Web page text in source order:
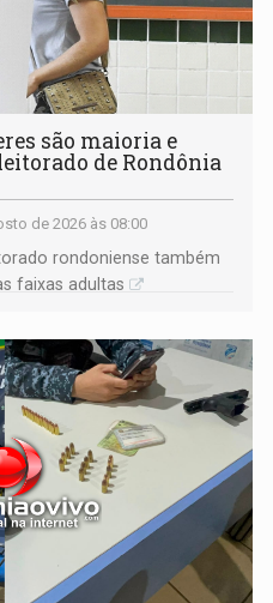
são maioria e
de Rondônia
de 2026 às 08:00
rondoniense também
faixas adultas